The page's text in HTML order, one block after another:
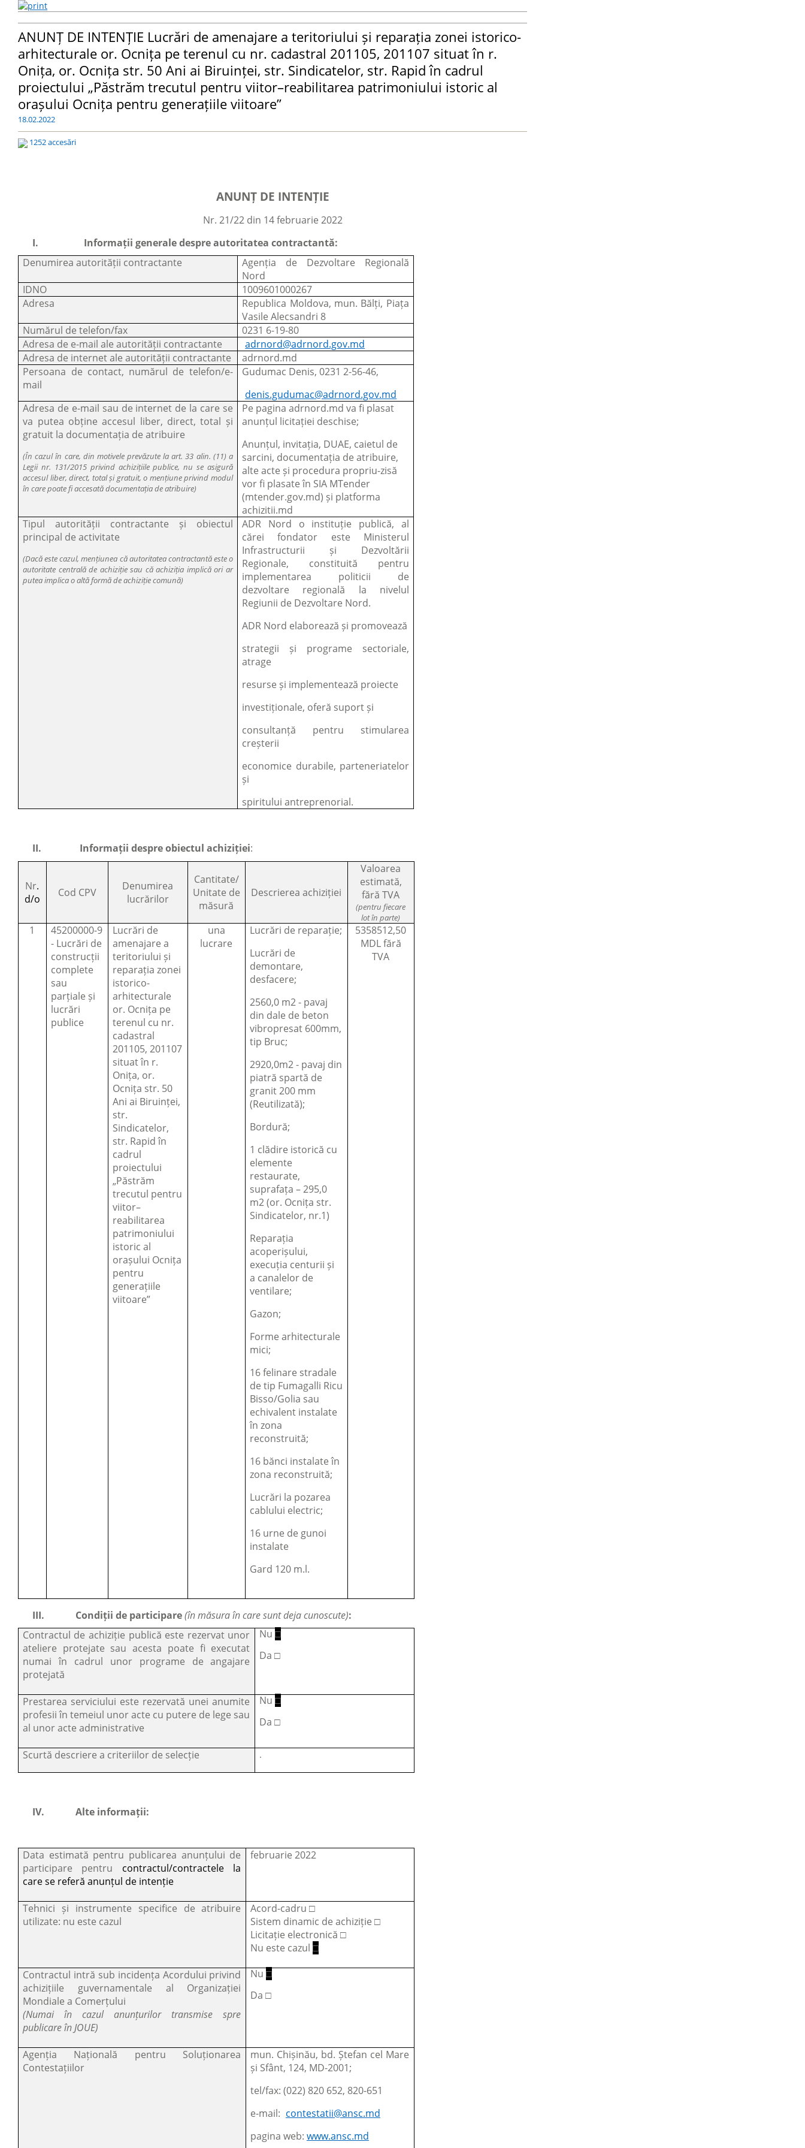
ANUNȚ DE INTENȚIE Lucrări de amenajare a teritoriului și reparația zonei istorico-
arhitecturale or. Ocnița pe terenul cu nr. cadastral 201105, 201107 situat în r.
Onița, or. Ocnița str. 50 Ani ai Biruinței, str. Sindicatelor, str. Rapid în cadrul
proiectului „Păstrăm trecutul pentru viitor–reabilitarea patrimoniului istoric al
orașului Ocnița pentru generațiile viitoare”
18.02.2022
1252 accesări
ANUNȚ DE INTENȚIE
Nr. 21/22 din 14 februarie 2022
I.
Informații generale despre autoritatea contractantă:
Denumirea autorității contractante
Agenția de Dezvoltare Regională
Nord
IDNO
1009601000267
Adresa
Republica Moldova, mun. Bălți, Piața
Vasile Alecsandri 8
Numărul de telefon/fax
0231 6-19-80
Adresa de e-mail ale autorității contractante
adrnord@adrnord.gov.md
Adresa de internet ale autorității contractante
adrnord.md
Persoana de contact, numărul de telefon/e-
mail
Gudumac Denis, 0231 2-56-46,
denis.gudumac@adrnord.gov.md
Adresa de e-mail sau de internet de la care se
va putea obține accesul liber, direct, total și
gratuit la documentația de atribuire
(În cazul în care, din motivele prevăzute la art. 33 alin. (11) a
Legii nr. 131/2015 privind achizițiile publice, nu se asigură
accesul liber, direct, total și gratuit, o mențiune privind modul
în care poate fi accesată documentația de atribuire)
Pe pagina adrnord.md va fi plasat
anunțul licitației deschise;
Anunțul, invitația, DUAE, caietul de
sarcini, documentația de atribuire,
alte acte și procedura propriu-zisă
vor fi plasate în SIA MTender
(mtender.gov.md) și platforma
achizitii.md
Tipul autorității contractante și obiectul
principal de activitate
(Dacă este cazul, mențiunea că autoritatea contractantă este o
autoritate centrală de achiziție sau că achiziția implică ori ar
putea implica o altă formă de achiziție comună)
ADR Nord o instituție publică, al
cărei fondator este Ministerul
Infrastructurii și Dezvoltării
Regionale, constituită pentru
implementarea politicii de
dezvoltare regională la nivelul
Regiunii de Dezvoltare Nord.
ADR Nord elaborează și promovează
strategii și programe sectoriale,
atrage
resurse și implementează proiecte
investiționale, oferă suport și
consultanță pentru stimularea
creșterii
economice durabile, parteneriatelor
și
spiritului antreprenorial.
II. Informații despre obiectul achiziției:
Nr.
d/o
Cod CPV
Denumirea
lucrărilor
Cantitate/
Unitate de
măsură
Descrierea achiziției
Valoarea
estimată,
fără TVA
(pentru fiecare
lot în parte)
1
45200000-9
- Lucrări de
construcții
complete
sau
parțiale și
lucrări
publice
Lucrări de
amenajare a
teritoriului și
reparația zonei
istorico-
arhitecturale
or. Ocnița pe
terenul cu nr.
cadastral
201105, 201107
situat în r.
Onița, or.
Ocnița str. 50
Ani ai Biruinței,
str.
Sindicatelor,
str. Rapid în
cadrul
proiectului
„Păstrăm
trecutul pentru
viitor–
reabilitarea
patrimoniului
istoric al
orașului Ocnița
pentru
generațiile
viitoare”
una
lucrare
Lucrări de reparație;
Lucrări de
demontare,
desfacere;
2560,0 m2 - pavaj
din dale de beton
vibropresat 600mm,
tip Bruc;
2920,0m2 - pavaj din
piatră spartă de
granit 200 mm
(Reutilizată);
Bordură;
1 clădire istorică cu
elemente
restaurate,
suprafața – 295,0
m2 (or. Ocnița str.
Sindicatelor, nr.1)
Reparația
acoperișului,
execuția centurii și
a canalelor de
ventilare;
Gazon;
Forme arhitecturale
mici;
16 felinare stradale
de tip Fumagalli Ricu
Bisso/Golia sau
echivalent instalate
în zona
reconstruită;
16 bănci instalate în
zona reconstruită;
Lucrări la pozarea
cablului electric;
16 urne de gunoi
instalate
Gard 120 m.l.
5358512,50
MDL fără
TVA
III. Condiții de participare(în măsura în care sunt deja cunoscute):
Contractul de achiziție publică este rezervat unor
ateliere protejate sau acesta poate fi executat
numai în cadrul unor programe de angajare
protejată
Nu □
Da □
Prestarea serviciului este rezervată unei anumite
profesii în temeiul unor acte cu putere de lege sau
al unor acte administrative
Nu □
Da □
Scurtă descriere a criteriilor de selecție .
IV. Alte informații:
Data estimată pentru publicarea anunțului de
participare pentru contractul/contractele la
care se referă anunțul de intenție
februarie 2022
Tehnici și instrumente specifice de atribuire
utilizate: nu este cazul
Acord-cadru □
Sistem dinamic de achiziție □
Licitație electronică □
Nu este cazul □
Contractul intră sub incidența Acordului privind
achizițiile guvernamentale al Organizației
Mondiale a Comerțului
(Numai în cazul anunțurilor transmise spre
publicare în JOUE)
Nu □
Da □
Agenția Națională pentru Soluționarea
Contestațiilor
mun. Chișinău, bd. Ștefan cel Mare
și Sfânt, 124, MD-2001;
tel/fax: (022) 820 652, 820-651
e-mail: contestatii@ansc.md
pagina web: www.ansc.md